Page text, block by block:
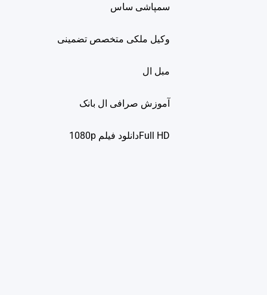
سمپاشی ساس
وکیل ملکی متخصص تضمینی
مبل ال
آموزش صرافی ال بانک
Full HDدانلود فيلم 1080p